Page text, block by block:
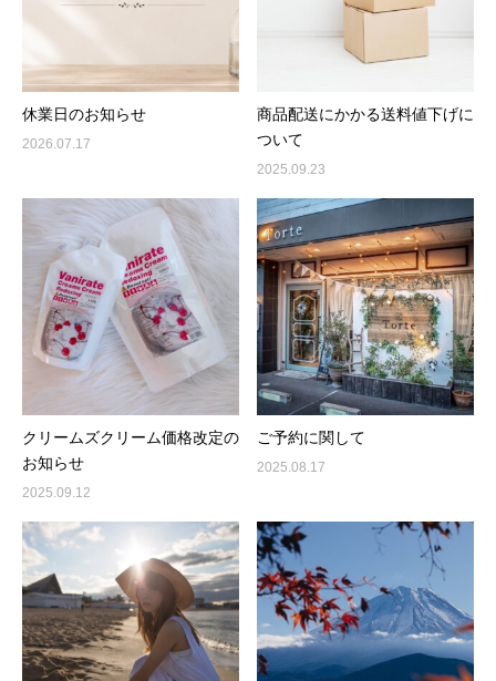
休業日のお知らせ
2026.07.17
商品配送にかかる送料値下げに
ついて
2025.09.23
クリームズクリーム価格改定の
お知らせ
2025.09.12
ご予約に関して
2025.08.17